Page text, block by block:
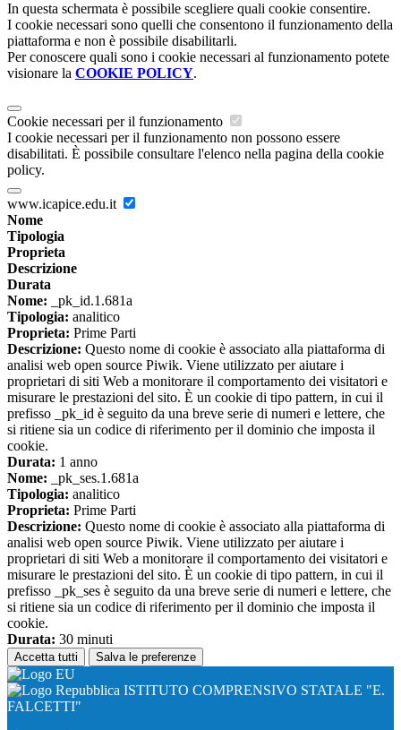
In questa schermata è possibile scegliere quali cookie consentire.
I cookie necessari sono quelli che consentono il funzionamento della
piattaforma e non è possibile disabilitarli.
Per conoscere quali sono i cookie necessari al funzionamento potete
visionare la COOKIE POLICY.
Cookie necessari per il funzionamento
I cookie necessari per il funzionamento non possono essere
disabilitati. È possibile consultare l'elenco nella pagina della cookie
policy.
www.icapice.edu.it
Nome
Tipologia
Proprieta
Descrizione
Durata
Nome: _pk_id.1.681a
Tipologia: analitico
Proprieta: Prime Parti
Descrizione: Questo nome di cookie è associato alla piattaforma di
analisi web open source Piwik. Viene utilizzato per aiutare i
proprietari di siti Web a monitorare il comportamento dei visitatori e
misurare le prestazioni del sito. È un cookie di tipo pattern, in cui il
prefisso _pk_id è seguito da una breve serie di numeri e lettere, che
si ritiene sia un codice di riferimento per il dominio che imposta il
cookie.
Durata: 1 anno
Nome: _pk_ses.1.681a
Tipologia: analitico
Proprieta: Prime Parti
Descrizione: Questo nome di cookie è associato alla piattaforma di
analisi web open source Piwik. Viene utilizzato per aiutare i
proprietari di siti Web a monitorare il comportamento dei visitatori e
misurare le prestazioni del sito. È un cookie di tipo pattern, in cui il
prefisso _pk_ses è seguito da una breve serie di numeri e lettere, che
si ritiene sia un codice di riferimento per il dominio che imposta il
cookie.
Durata: 30 minuti
Accetta tutti Salva le preferenze
ISTITUTO COMPRENSIVO STATALE "E.
FALCETTI"